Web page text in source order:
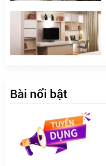
Bài nổi bật